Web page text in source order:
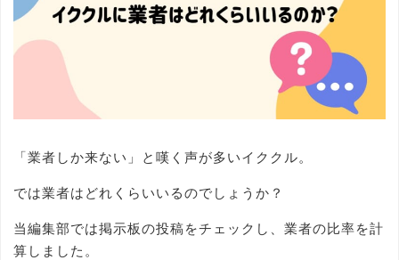
「業者しか来ない」と嘆く声が多いイククル。
では業者はどれくらいいるのでしょうか？
当編集部では掲示板の投稿をチェックし、業者の比率を計
算しました。